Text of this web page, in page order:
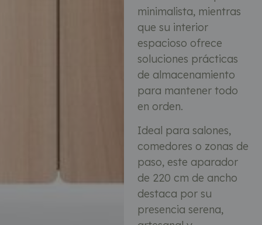
minimalista, mientras
que su interior
espacioso ofrece
soluciones prácticas
de almacenamiento
para mantener todo
en orden.
Ideal para salones,
comedores o zonas de
paso, este aparador
de 220 cm de ancho
destaca por su
presencia serena,